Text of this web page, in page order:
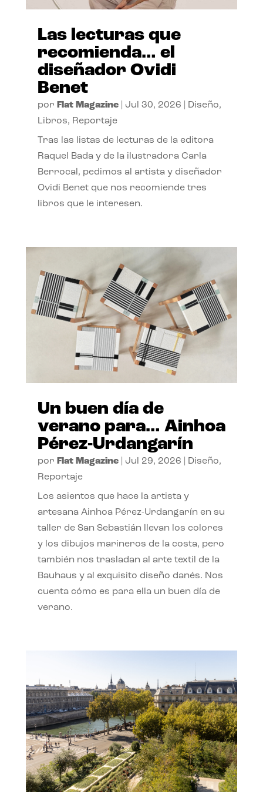
Las lecturas que
recomienda… el
diseñador Ovidi
Benet
por Flat Magazine| Jul 30, 2026 Diseño,
Libros, Reportaje
Tras las listas de lecturas de la editora
Raquel Bada y de la ilustradora Carla
Berrocal, pedimos al artista y diseñador
Ovidi Benet que nos recomiende tres
libros que le interesen.
Un buen día de
verano para… Ainhoa
Pérez-Urdangarín
por Flat Magazine| Jul 29, 2026 Diseño,
Reportaje
Los asientos que hace la artista y
artesana Ainhoa Pérez-Urdangarín en su
taller de San Sebastián llevan los colores
y los dibujos marineros de la costa, pero
también nos trasladan al arte textil de la
Bauhaus y al exquisito diseño danés. Nos
cuenta cómo es para ella un buen día de
verano.